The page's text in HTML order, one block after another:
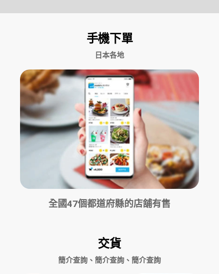
手機下單
日本各地
全國47個都道府縣的店舖有售
交貨
簡介查詢、簡介查詢、簡介查詢